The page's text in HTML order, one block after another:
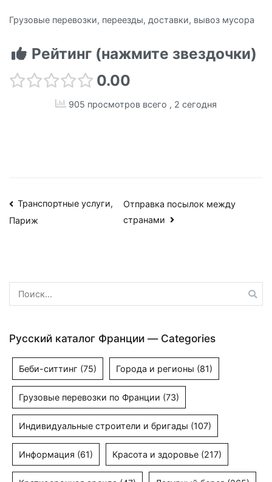
Грузовые перевозки, переезды, доставки, вывоз мусора
Рейтинг (нажмите звездочки)
0.00
905 просмотров всего , 2 сегодня
Навигация
по
Транспортные услуги,
Париж
Отправка посылок между
странами
Найти:
Русский каталог Франции — Categories
Беби-ситтинг (75) Города и регионы (81)
Грузовые перевозки по Франции (73)
Индивидуальные строители и бригады (107)
Информация (61) Красота и здоровье (217)